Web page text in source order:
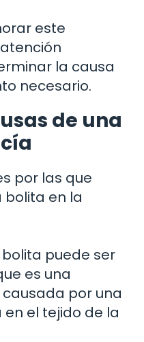
este
la causa
necesario.
de una
por las que
bolita en la
bolita puede ser
es una
por una
el tejido de la